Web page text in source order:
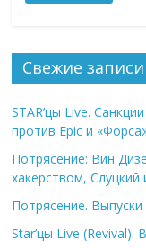
Свежие записи
STAR’цы Live.
против Epic и
Потрясение: Вин
хакерством, Слуцкий
Потрясение. Выпуски
Star’цы Live (Revival).